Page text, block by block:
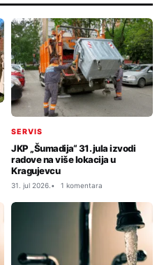
SERVIS
JKP „Šumadija“ 31. jula izvodi
radove na više lokacija u
Kragujevcu
31. jul 2026. 1 komentara